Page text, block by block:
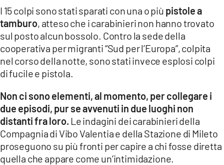
ILREGGINO.IT
COSENZACHANNEL.IT
ILVIBONESE.IT
CATANZAROCHANNEL.IT
LACAPITALENEWS.IT
App
ANDROID
I 15 colpi sono stati sparati con una o più pistole a
tamburo, atteso che i carabinieri non hanno trovato
sul posto alcun bossolo. Contro la sede della
cooperativa per migranti “Sud per l’Europa”, colpita
nel corso della notte, sono stati invece esplosi colpi
di fucile e pistola.
Non ci sono elementi, al momento, per collegare i
due episodi, pur se avvenuti in due luoghi non
distanti fra loro. Le indagini dei carabinieri della
Compagnia di Vibo Valentia e della Stazione di Mileto
proseguono su più fronti per capire a chi fosse diretta
quella che appare come un’intimidazione.